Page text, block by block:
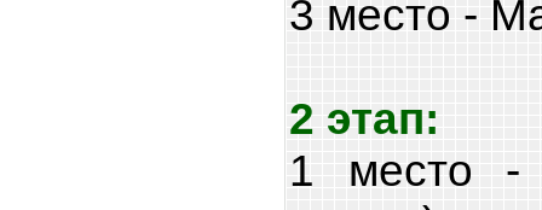
3 место -
2 этап:
1 место -